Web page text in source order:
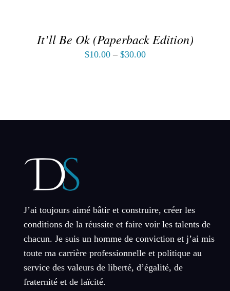
It’ll Be Ok (Paperback Edition)
$10.00– $30.00
J’ai toujours aimé bâtir et construire, créer les
conditions de la réussite et faire voir les talents de
chacun. Je suis un homme de conviction et j’ai mis
toute ma carrière professionnelle et politique au
service des valeurs de liberté, d’égalité, de
fraternité et de laïcité.